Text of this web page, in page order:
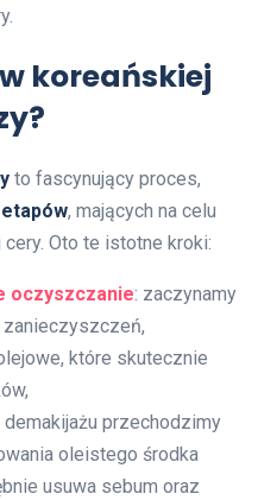
koreańskiej
to fascynujący proces,
, mających na celu
Oto te istotne kroki:
oczyszczanie: zaczynamy
zanieczyszczeń,
które skutecznie
demakijażu przechodzimy
oleistego środka
usuwa sebum oraz